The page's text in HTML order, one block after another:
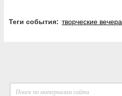
Теги события: творческие вечера